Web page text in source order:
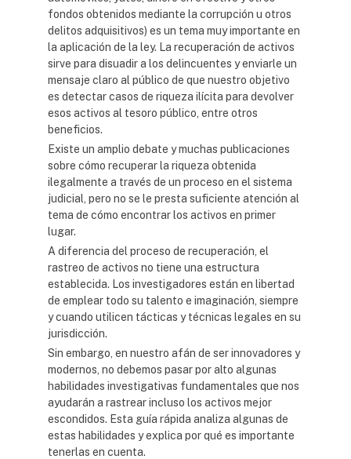
fondos obtenidos mediante la corrupción u otros
delitos adquisitivos) es un tema muy importante en
la aplicación de la ley. La recuperación de activos
sirve para disuadir a los delincuentes y enviarle un
mensaje claro al público de que nuestro objetivo
es detectar casos de riqueza ilícita para devolver
esos activos al tesoro público, entre otros
beneficios.
Existe un amplio debate y muchas publicaciones
sobre cómo recuperar la riqueza obtenida
ilegalmente a través de un proceso en el sistema
judicial, pero no se le presta suficiente atención al
tema de cómo encontrar los activos en primer
lugar.
A diferencia del proceso de recuperación, el
rastreo de activos no tiene una estructura
establecida. Los investigadores están en libertad
de emplear todo su talento e imaginación, siempre
y cuando utilicen tácticas y técnicas legales en su
jurisdicción.
Sin embargo, en nuestro afán de ser innovadores y
modernos, no debemos pasar por alto algunas
habilidades investigativas fundamentales que nos
ayudarán a rastrear incluso los activos mejor
escondidos. Esta guía rápida analiza algunas de
estas habilidades y explica por qué es importante
tenerlas en cuenta.